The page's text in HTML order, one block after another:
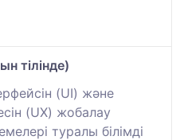
тілінде)
(UI) және
(UX) жобалау
туралы білімді